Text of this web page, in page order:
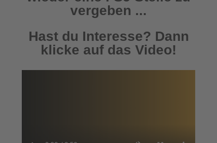
vergeben ...
Hast du Interesse? Dann
klicke auf das Video!